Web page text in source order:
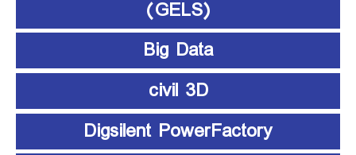
(GELS)
Big Data
civil 3D
Digsilent PowerFactory